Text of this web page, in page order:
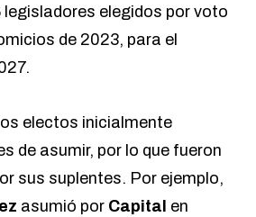
legisladores elegidos por voto
de 2023, para el
electos inicialmente
de asumir, por lo que fueron
sus suplentes. Por ejemplo,
asumió por Capital en